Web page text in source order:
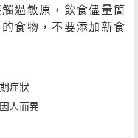
過敏原，飲食儘量簡
食物，不要添加新食
症狀
人而異